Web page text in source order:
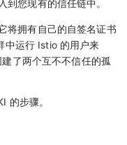
您现有的信任链中。
将拥有自己的自签名证书
运行 Istio 的用户来
了两个互不不信任的孤
的步骤。